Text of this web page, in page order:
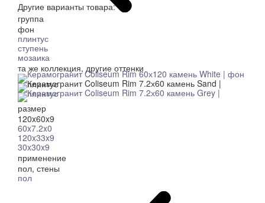
Другие варианты товара:
группа
фон
плинтус
ступень
мозаика
та же коллекция, другие оттенки
размер
120x60x9
60x7.2x0
120x33x9
30x30x9
применение
пол, стены
пол